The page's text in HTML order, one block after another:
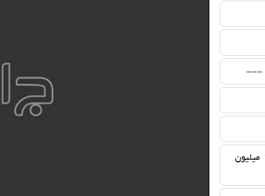
---
165 میلیون